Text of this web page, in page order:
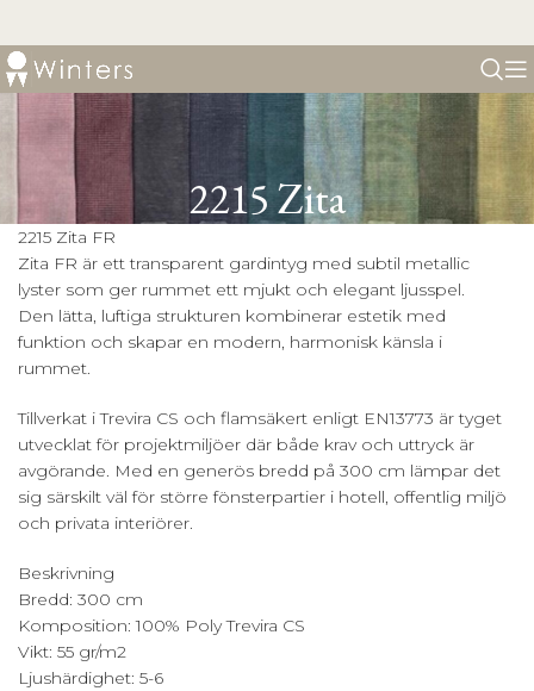
2215 Zita
2215 Zita FR
Zita FR är ett transparent gardintyg med subtil metallic
lyster som ger rummet ett mjukt och elegant ljusspel.
Den lätta, luftiga strukturen kombinerar estetik med
funktion och skapar en modern, harmonisk känsla i
rummet.
Tillverkat i Trevira CS och flamsäkert enligt EN13773 är tyget
utvecklat för projektmiljöer där både krav och uttryck är
avgörande. Med en generös bredd på 300 cm lämpar det
sig särskilt väl för större fönsterpartier i hotell, offentlig miljö
och privata interiörer.
Beskrivning
Bredd: 300 cm
Komposition: 100% Poly Trevira CS
Vikt: 55 gr/m2
Ljushärdighet: 5-6